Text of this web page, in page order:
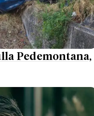
Pedemontana,